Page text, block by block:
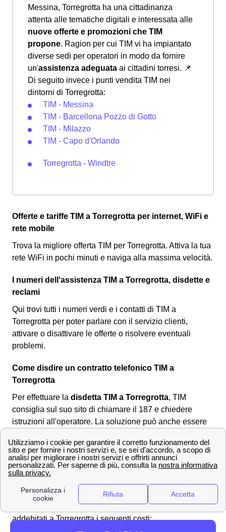
Messina, Torregrotta ha una cittadinanza
attenta alle tematiche digitali e interessata alle
nuove offerte e promozioni che TIM
propone. Ragion per cui TIM vi ha impiantato
diverse sedi per operatori in modo da fornire
un'assistenza adeguata ai cittadini torresi. 📌
Di seguito invece i punti vendita TIM nei
dintorni di Torregrotta:
TIM - Messina
TIM - Barcellona Pozzo di Gotto
TIM - Milazzo
TIM - Capo d'Orlando
Torregrotta - Windtre
Offerte e tariffe TIM a Torregrotta per internet, WiFi e
rete mobile
Trova la migliore offerta TIM per Torregrotta. Attiva la tua
rete WiFi in pochi minuti e naviga alla massima velocità.
I numeri dell'assistenza TIM a Torregrotta, disdette e
reclami
Qui trovi tutti i numeri verdi e i contatti di TIM a
Torregrotta per poter parlare con il servizio clienti,
attivare o disattivare le offerte o risolvere eventuali
problemi.
Come disdire un contratto telefonico TIM a
Torregrotta
Per effettuare la disdetta TIM a Torregrotta, TIM
consiglia sul suo sito di chiamare il 187 e chiedere
istruzioni all'operatore. La soluzione può anche essere
contratto internet o telefono. Però,non è possibile
eseguire la disdetta al telefonone tantomeno online.
L'unico modo per i cittadini torresi è quello di scaricare il
modulo per la disdetta TIMcorretto online, compilarlo ed
inviarlo al provider
all'indirizzo postale per la disdetta.
disdetta TIM non è gratuita, ti saranno
addebitati a Torregrotta i seguenti costi: